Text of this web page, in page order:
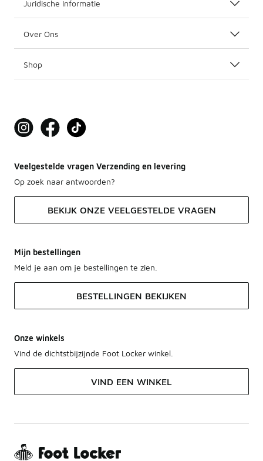
Juridische Informatie
Over Ons
Shop
Veelgestelde vragen Verzending en levering
Op zoek naar antwoorden?
BEKIJK ONZE VEELGESTELDE VRAGEN
Mijn bestellingen
Meld je aan om je bestellingen te zien.
BESTELLINGEN BEKIJKEN
Onze winkels
Vind de dichtstbijzijnde Foot Locker winkel.
VIND EEN WINKEL